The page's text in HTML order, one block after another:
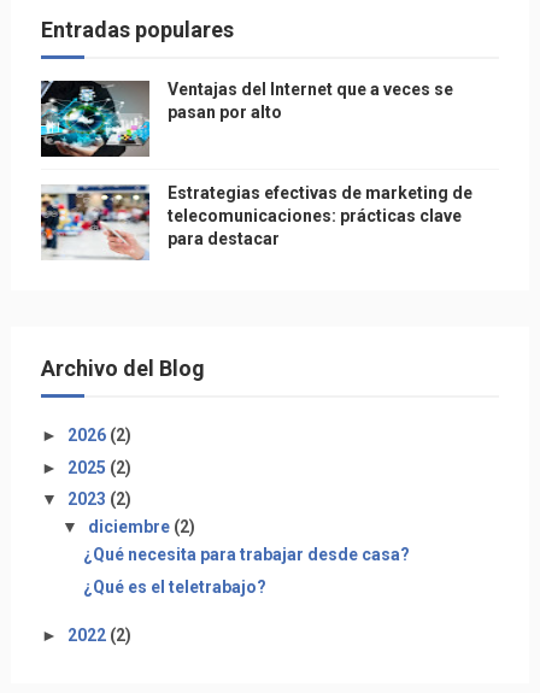
Entradas populares
Ventajas del Internet que a veces se
pasan por alto
Estrategias efectivas de marketing de
telecomunicaciones: prácticas clave
para destacar
Archivo del Blog
► 2026 (2)
► 2025 (2)
▼ 2023 (2)
▼ diciembre (2)
¿Qué necesita para trabajar desde casa?
¿Qué es el teletrabajo?
► 2022 (2)